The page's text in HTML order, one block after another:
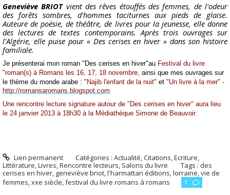
Geneviève BRIOT vient des rêves étouffés des femmes, de l'odeur
des forêts sombres, d'hommes taciturnes aux pieds de glaise.
Auteure de poésie, de théâtre, de livres pour la jeunesse, elle donne
des lectures de textes contemporains. Après trois ouvrages sur
l'Algérie, elle puise pour « Des cerises en hiver » dans son histoire
familiale.
Je présenterai mon roman "Des cerises en hiver"au Festival du livre
"roman(s) à Romans les 16, 17, 18 novembre, ainsi que mes ouvrages sur
le thème du monde arabe : "Najib l'enfant de la nuit" et "Un livre à la mer" -
http://romansaromans.blogspot.com
Une rencontre lecture signature autour de "Des cerises en hiver" aura lieu
le 24 janvier 2013 à 18h30 à la Médiathèque Simone de Beauvoir.
Lien permanent Catégories :Actualité,Citations,Ecriture,
Littérature,Livres,Rencontre lecteurs, Salons du livre Tags : des
cerises en hiver, geneviève briot,l'harmattan éditions,lorraine,vie de
femmes,xxe siècle,festival du livre romans à romans 1